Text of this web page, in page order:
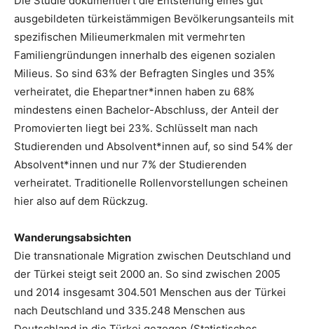
ausgebildeten türkeistämmigen Bevölkerungsanteils mit
spezifischen Milieumerkmalen mit vermehrten
Familiengründungen innerhalb des eigenen sozialen
Milieus. So sind 63% der Befragten Singles und 35%
verheiratet, die Ehepartner*innen haben zu 68%
mindestens einen Bachelor-Abschluss, der Anteil der
Promovierten liegt bei 23%. Schlüsselt man nach
Studierenden und Absolvent*innen auf, so sind 54% der
Absolvent*innen und nur 7% der Studierenden
verheiratet. Traditionelle Rollenvorstellungen scheinen
hier also auf dem Rückzug.
Wanderungsabsichten
Die transnationale Migration zwischen Deutschland und
der Türkei steigt seit 2000 an. So sind zwischen 2005
und 2014 insgesamt 304.501 Menschen aus der Türkei
nach Deutschland und 335.248 Menschen aus